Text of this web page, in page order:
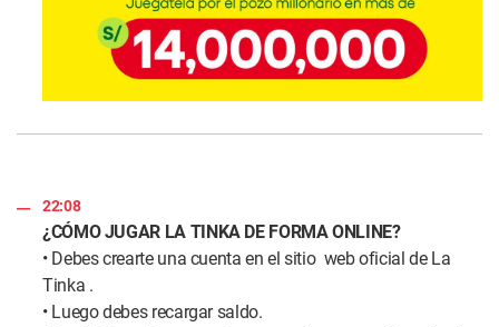
22:08
¿CÓMO JUGAR LA TINKA DE FORMA ONLINE?
• Debes crearte una cuenta en el sitio web oficial de La
Tinka .
• Luego debes recargar saldo.